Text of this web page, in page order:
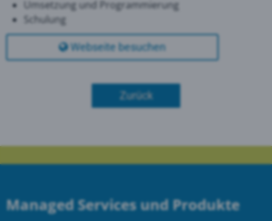
Umsetzung und Programmierung
Schulung
Webseite besuchen
Zurück
Managed Services und Produkte